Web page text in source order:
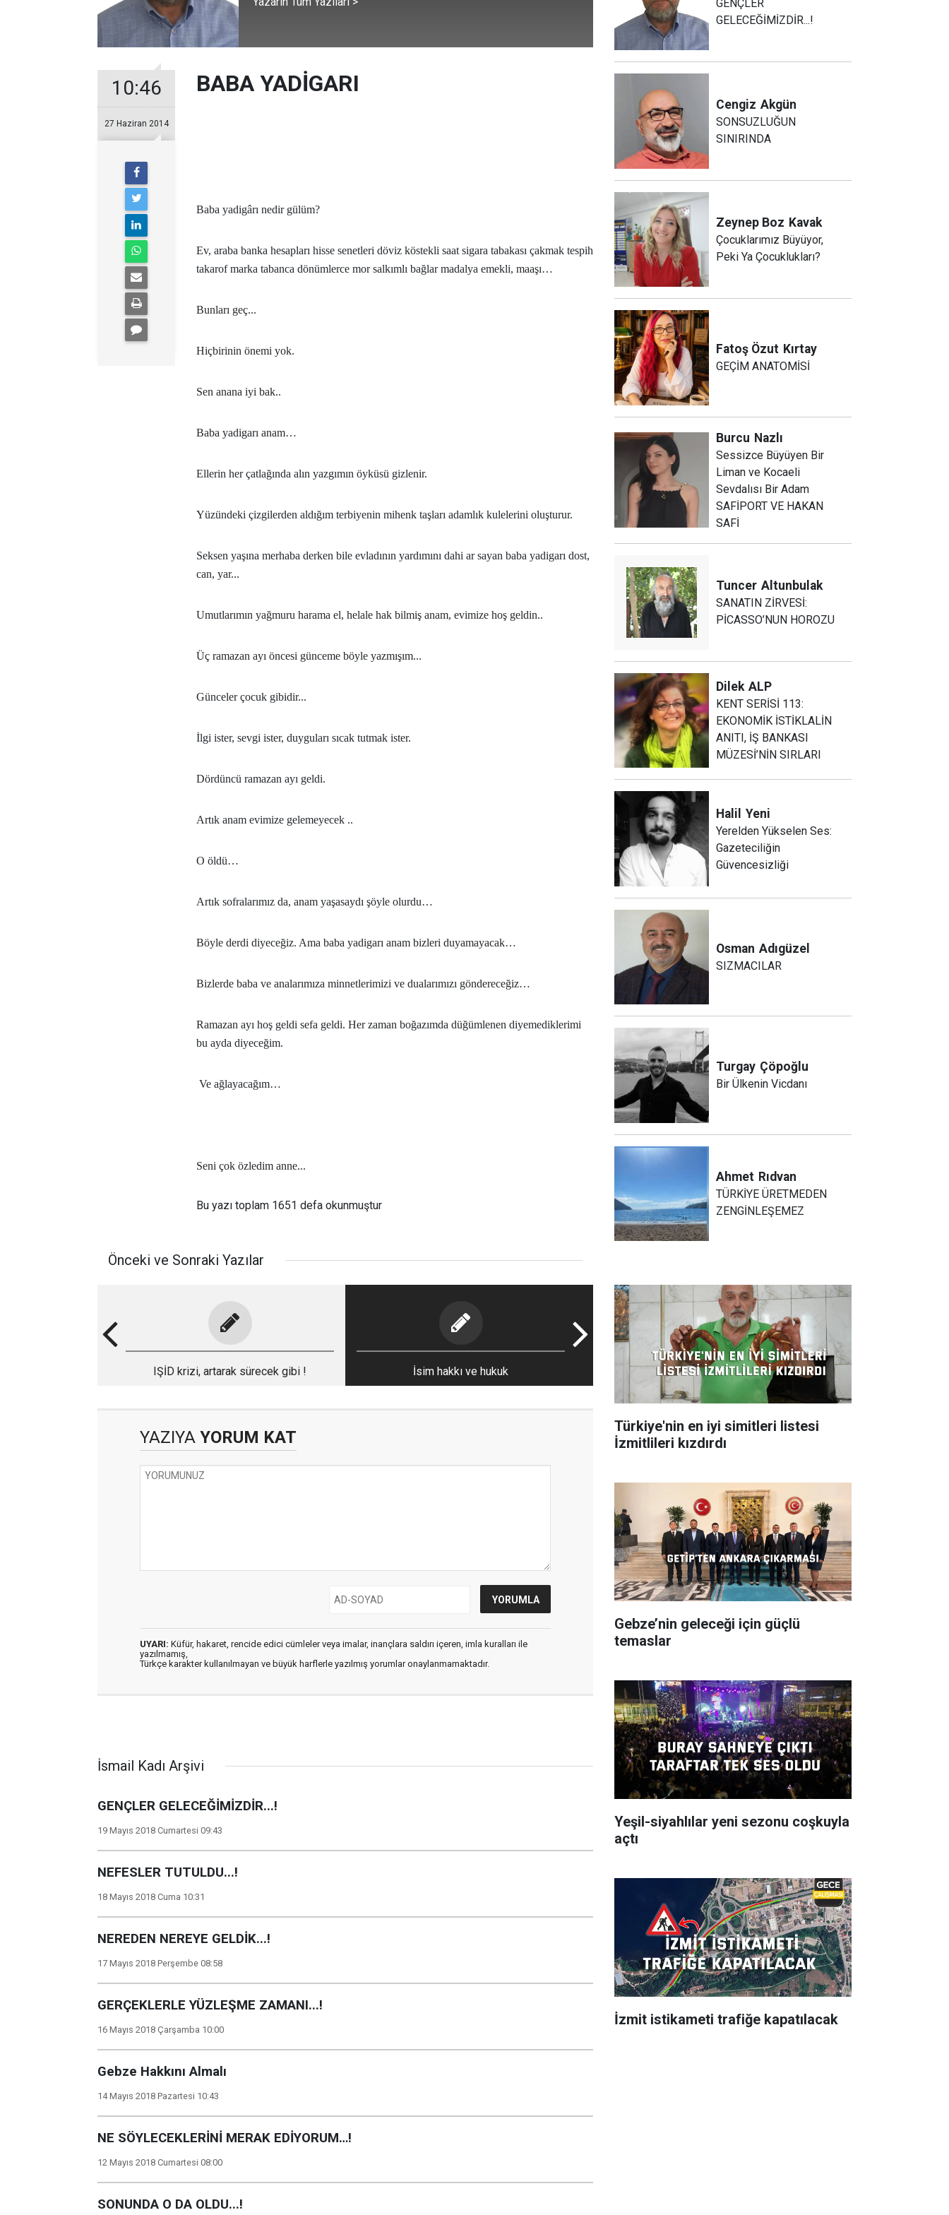
10:46
27 Haziran 2014
BABA YADİGARI
Baba yadigârı nedir gülüm?
Ev, araba banka hesapları hisse senetleri döviz köstekli saat sigara tabakası çakmak tespih
takarof marka tabanca dönümlerce mor salkımlı bağlar madalya emekli, maaşı…
Bunları geç...
Hiçbirinin önemi yok.
Sen anana iyi bak..
Baba yadigarı anam…
Ellerin her çatlağında alın yazgımın öyküsü gizlenir.
Yüzündeki çizgilerden aldığım terbiyenin mihenk taşları adamlık kulelerini oluşturur.
Seksen yaşına merhaba derken bile evladının yardımını dahi ar sayan baba yadigarı dost,
can, yar...
Umutlarımın yağmuru harama el, helale hak bilmiş anam, evimize hoş geldin..
Üç ramazan ayı öncesi günceme böyle yazmışım...
Günceler çocuk gibidir...
İlgi ister, sevgi ister, duyguları sıcak tutmak ister.
Dördüncü ramazan ayı geldi.
Artık anam evimize gelemeyecek ..
O öldü…
Artık sofralarımız da, anam yaşasaydı şöyle olurdu…
Böyle derdi diyeceğiz. Ama baba yadigarı anam bizleri duyamayacak…
Bizlerde baba ve analarımıza minnetlerimizi ve dualarımızı göndereceğiz…
Ramazan ayı hoş geldi sefa geldi. Her zaman boğazımda düğümlenen diyemediklerimi
bu ayda diyeceğim.
Ve ağlayacağım…
Seni çok özledim anne...
Bu yazı toplam 1651 defa okunmuştur
Önceki ve Sonraki Yazılar
IŞİD krizi, artarak sürecek gibi ! İsim hakkı ve hukuk
YAZIYA YORUM KAT
UYARI: Küfür, hakaret, rencide edici cümleler veya imalar, inançlara saldırı içeren, imla kuralları ile
yazılmamış,
Türkçe karakter kullanılmayan ve büyük harflerle yazılmış yorumlar onaylanmamaktadır.
İsmail Kadı Arşivi
GENÇLER GELECEĞİMİZDİR...!
19 Mayıs 2018 Cumartesi 09:43
NEFESLER TUTULDU...!
18 Mayıs 2018 Cuma 10:31
NEREDEN NEREYE GELDİK...!
17 Mayıs 2018 Perşembe 08:58
GERÇEKLERLE YÜZLEŞME ZAMANI...!
16 Mayıs 2018 Çarşamba 10:00
Gebze Hakkını Almalı
14 Mayıs 2018 Pazartesi 10:43
NE SÖYLECEKLERİNİ MERAK EDİYORUM…!
12 Mayıs 2018 Cumartesi 08:00
SONUNDA O DA OLDU...!
GENÇLER
GELECEĞİMİZDİR...!
Cengiz Akgün
SONSUZLUĞUN
SINIRINDA
Zeynep Boz Kavak
Çocuklarımız Büyüyor,
Peki Ya Çocuklukları?
Fatoş Özut Kırtay
GEÇİM ANATOMİSİ
Burcu Nazlı
Sessizce Büyüyen Bir
Liman ve Kocaeli
Sevdalısı Bir Adam
SAFİPORT VE HAKAN
SAFİ
Tuncer Altunbulak
SANATIN ZİRVESİ:
PİCASSO’NUN HOROZU
Dilek ALP
KENT SERİSİ 113:
EKONOMİK İSTİKLALİN
ANITI, İŞ BANKASI
MÜZESİ’NİN SIRLARI
Halil Yeni
Yerelden Yükselen Ses:
Gazeteciliğin
Güvencesizliği
Osman Adıgüzel
SIZMACILAR
Turgay Çöpoğlu
Bir Ülkenin Vicdanı
Ahmet Rıdvan
TÜRKİYE ÜRETMEDEN
ZENGİNLEŞEMEZ
Türkiye'nin en iyi simitleri listesi
İzmitlileri kızdırdı
Gebze’nin geleceği için güçlü
temaslar
Yeşil-siyahlılar yeni sezonu coşkuyla
açtı
İzmit istikameti trafiğe kapatılacak